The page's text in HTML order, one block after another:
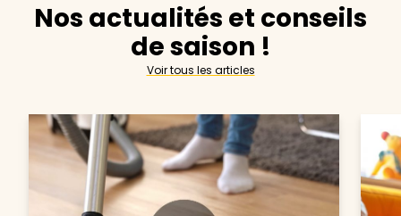
Nos actualités et conseils
de saison !
Voir tous les articles